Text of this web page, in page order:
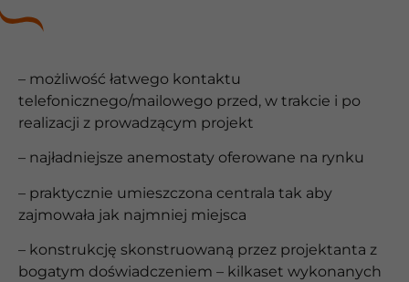
– możliwość łatwego kontaktu
telefonicznego/mailowego przed, w trakcie i po
realizacji z prowadzącym projekt
– najładniejsze anemostaty oferowane na rynku
– praktycznie umieszczona centrala tak aby
zajmowała jak najmniej miejsca
– konstrukcję skonstruowaną przez projektanta z
bogatym doświadczeniem – kilkaset wykonanych